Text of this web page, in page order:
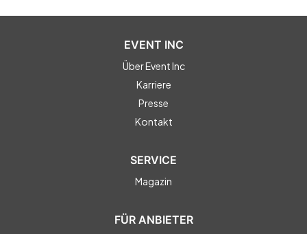
EVENT INC
Über Event Inc
Karriere
Presse
Kontakt
SERVICE
Magazin
FÜR ANBIETER